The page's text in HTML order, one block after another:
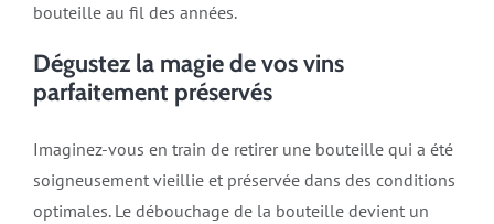
bouteille au fil des années.
Dégustez la magie de vos vins
parfaitement préservés
Imaginez-vous en train de retirer une bouteille qui a été
soigneusement vieillie et préservée dans des conditions
optimales. Le débouchage de la bouteille devient un